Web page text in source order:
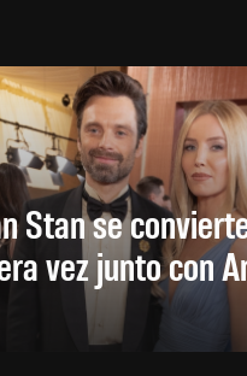
Stan se
vez junto con